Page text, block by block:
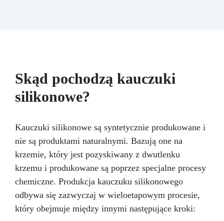
Skąd pochodzą kauczuki
silikonowe?
Kauczuki silikonowe są syntetycznie produkowane i
nie są produktami naturalnymi. Bazują one na
krzemie, który jest pozyskiwany z dwutlenku
krzemu i produkowane są poprzez specjalne procesy
chemiczne. Produkcja kauczuku silikonowego
odbywa się zazwyczaj w wieloetapowym procesie,
który obejmuje między innymi następujące kroki: